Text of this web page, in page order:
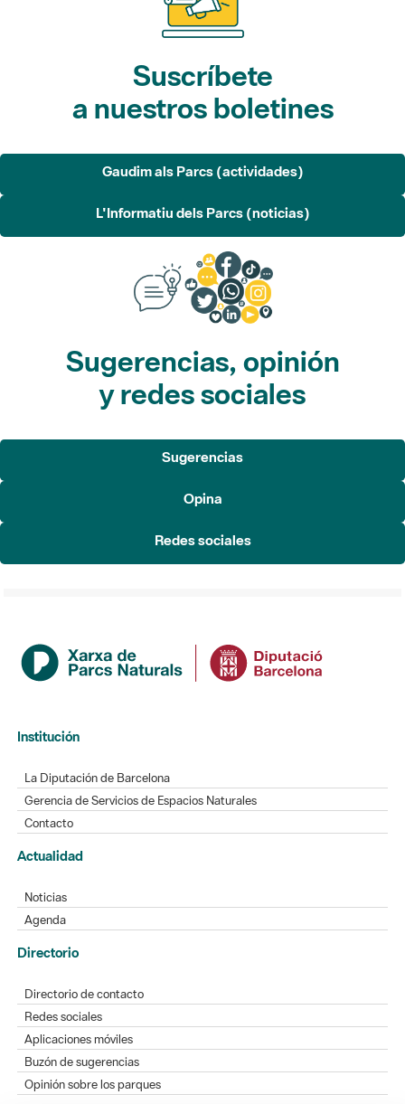
Suscríbete
a nuestros boletines
Gaudim als Parcs (actividades)
L'Informatiu dels Parcs (noticias)
Sugerencias, opinión
y redes sociales
Sugerencias
Opina
Redes sociales
Institución
La Diputación de Barcelona
Gerencia de Servicios de Espacios Naturales
Contacto
Actualidad
Noticias
Agenda
Directorio
Directorio de contacto
Redes sociales
Aplicaciones móviles
Buzón de sugerencias
Opinión sobre los parques